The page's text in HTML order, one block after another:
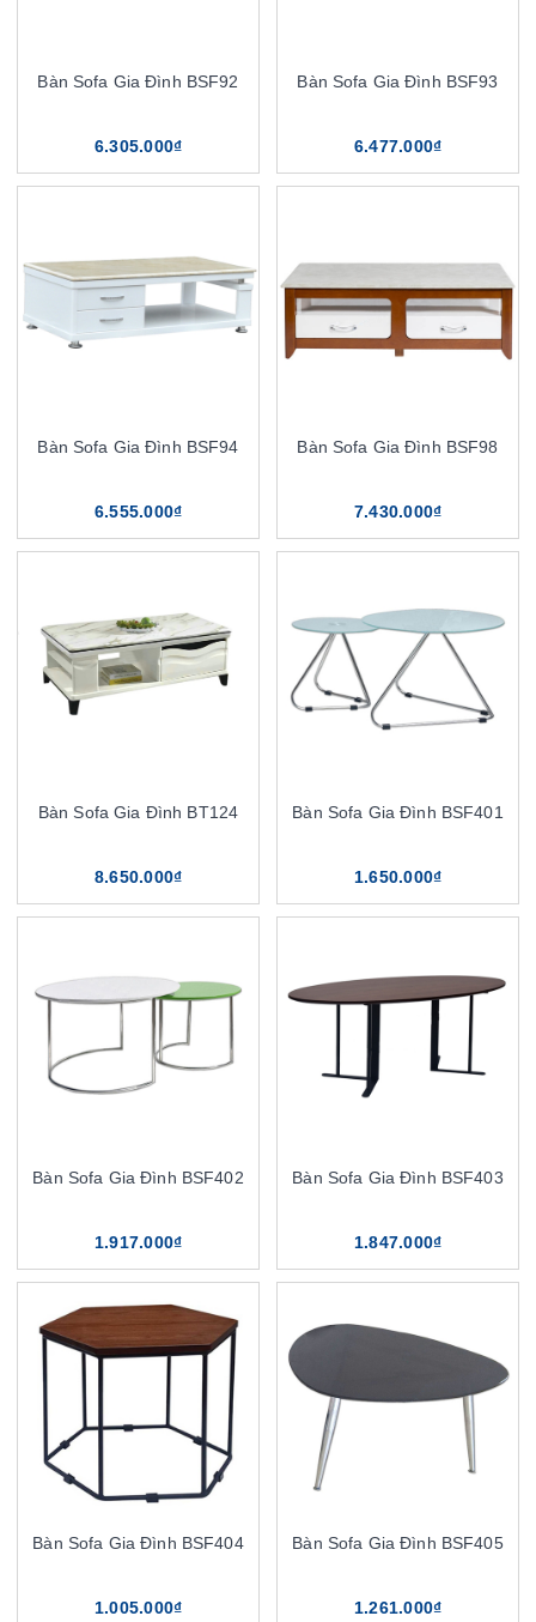
Bàn Sofa Gia Đình BSF92
6.305.000₫
Bàn Sofa Gia Đình BSF93
6.477.000₫
Bàn Sofa Gia Đình BSF94
6.555.000₫
Bàn Sofa Gia Đình BSF98
7.430.000₫
Bàn Sofa Gia Đình BT124
8.650.000₫
Bàn Sofa Gia Đình BSF401
1.650.000₫
Bàn Sofa Gia Đình BSF402
1.917.000₫
Bàn Sofa Gia Đình BSF403
1.847.000₫
Bàn Sofa Gia Đình BSF404
1.005.000₫
Bàn Sofa Gia Đình BSF405
1.261.000₫